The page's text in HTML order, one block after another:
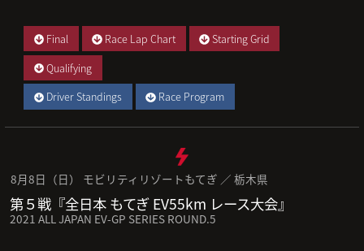
Final Race Lap Chart
Starting Grid
Qualifying
Driver Standings
Race Program
8月8日（日） モビリティリゾートもてぎ ／ 栃木県
第５戦『全日本 もてぎ EV55km レース大会』
2021 ALL JAPAN EV-GP SERIES ROUND.5